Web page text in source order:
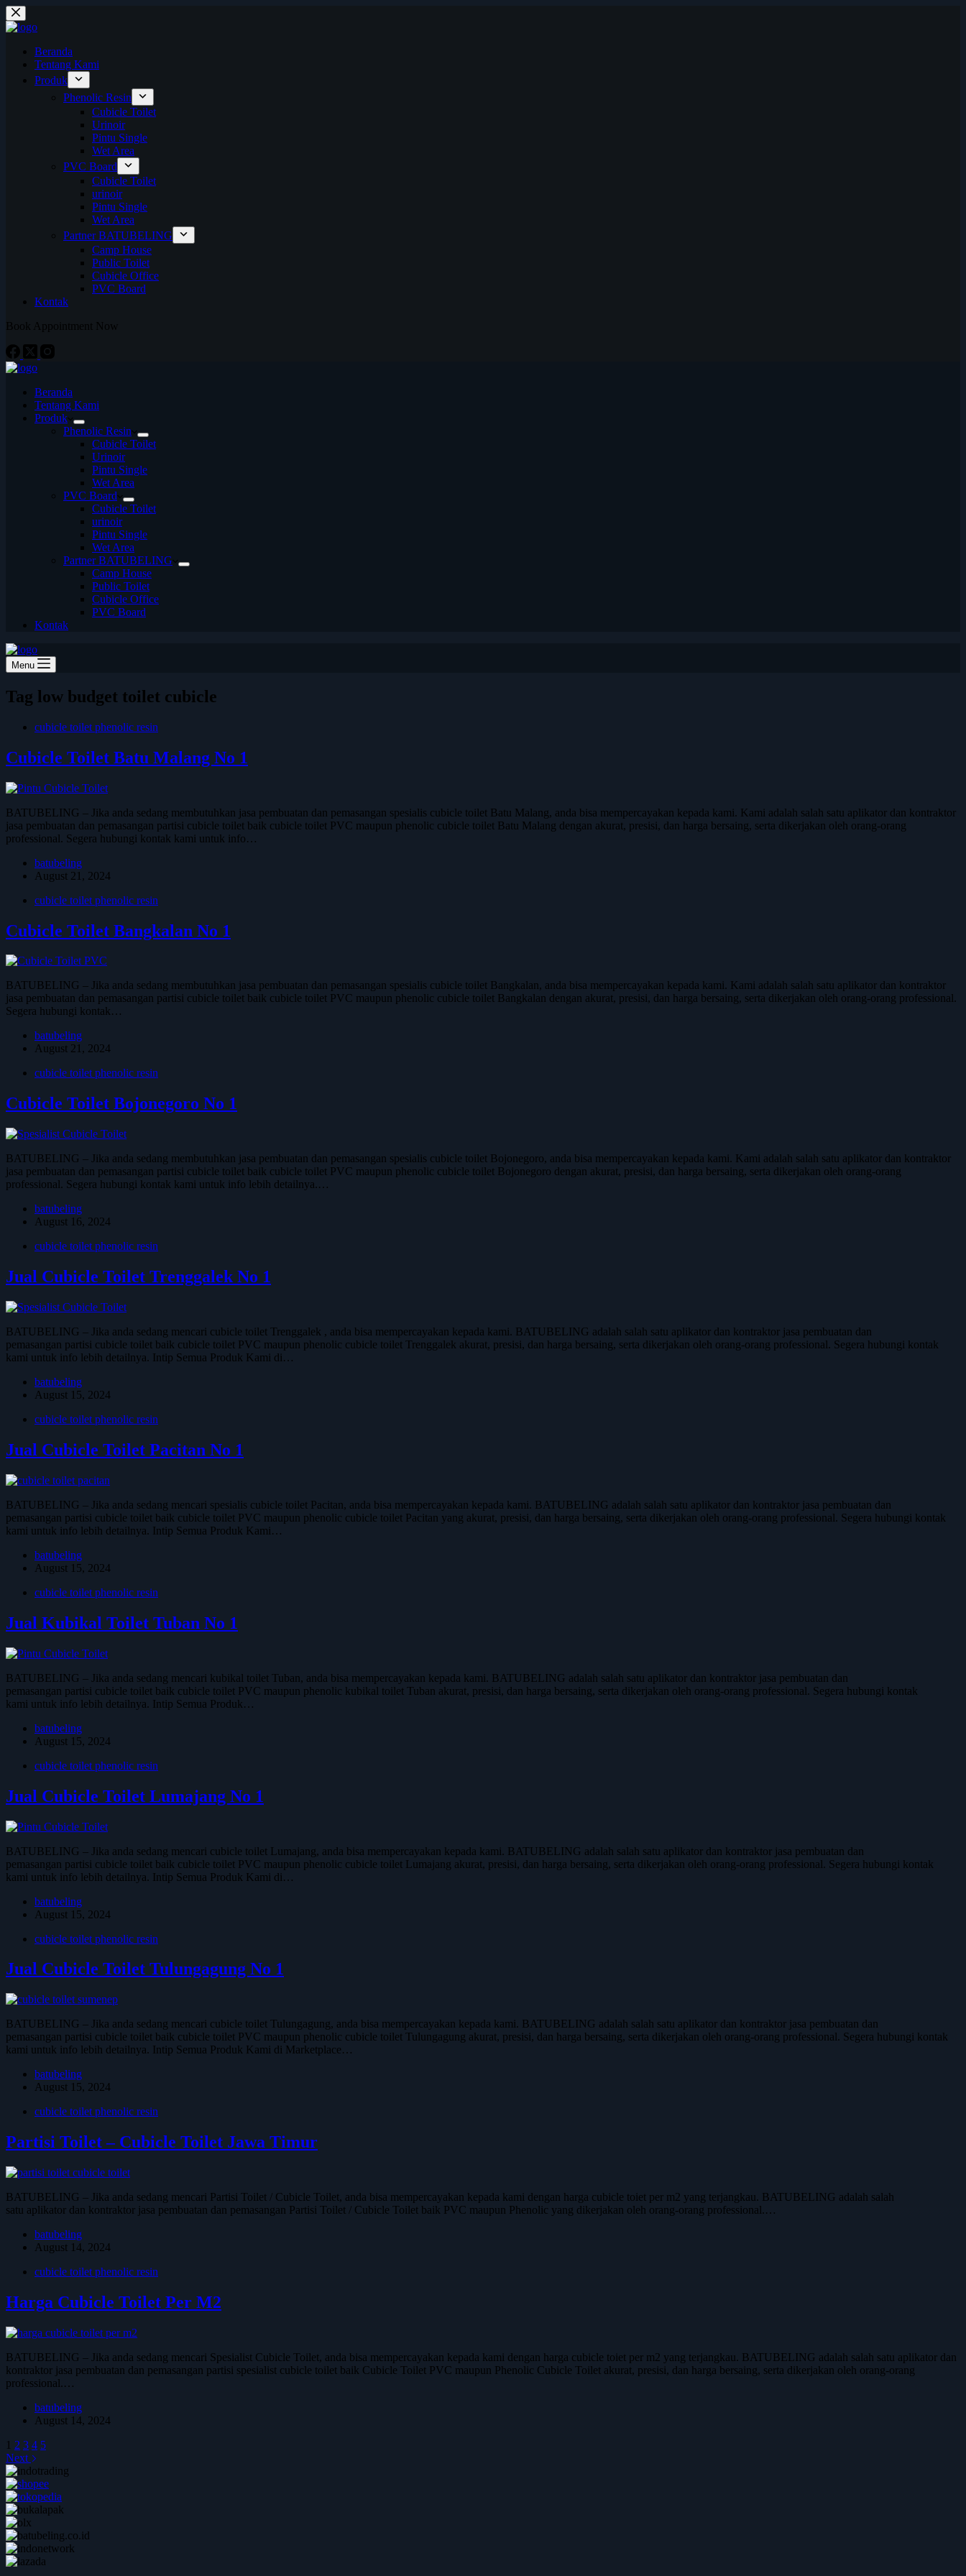
Skip
to
content
Beranda
Tentang Kami
Produk
Phenolic Resin
Cubicle Toilet
Urinoir
Pintu Single
Wet Area
PVC Board
Cubicle Toilet
urinoir
Pintu Single
Wet Area
Partner BATUBELING
Camp House
Public Toilet
Cubicle Office
PVC Board
Kontak
Book Appointment Now
Beranda
Tentang Kami
Produk
Phenolic Resin
Cubicle Toilet
Urinoir
Pintu Single
Wet Area
PVC Board
Cubicle Toilet
urinoir
Pintu Single
Wet Area
Partner BATUBELING
Camp House
Public Toilet
Cubicle Office
PVC Board
Kontak
Menu
Tag low budget toilet cubicle
cubicle toilet phenolic resin
Cubicle Toilet Batu Malang No 1
BATUBELING – Jika anda sedang membutuhkan jasa pembuatan dan pemasangan spesialis cubicle toilet Batu Malang, anda bisa mempercayakan kepada kami. Kami adalah salah satu aplikator dan kontraktor
jasa pembuatan dan pemasangan partisi cubicle toilet baik cubicle toilet PVC maupun phenolic cubicle toilet Batu Malang dengan akurat, presisi, dan harga bersaing, serta dikerjakan oleh orang-orang
professional. Segera hubungi kontak kami untuk info…
batubeling
August 21, 2024
cubicle toilet phenolic resin
Cubicle Toilet Bangkalan No 1
BATUBELING – Jika anda sedang membutuhkan jasa pembuatan dan pemasangan spesialis cubicle toilet Bangkalan, anda bisa mempercayakan kepada kami. Kami adalah salah satu aplikator dan kontraktor
jasa pembuatan dan pemasangan partisi cubicle toilet baik cubicle toilet PVC maupun phenolic cubicle toilet Bangkalan dengan akurat, presisi, dan harga bersaing, serta dikerjakan oleh orang-orang professional.
Segera hubungi kontak…
batubeling
August 21, 2024
cubicle toilet phenolic resin
Cubicle Toilet Bojonegoro No 1
BATUBELING – Jika anda sedang membutuhkan jasa pembuatan dan pemasangan spesialis cubicle toilet Bojonegoro, anda bisa mempercayakan kepada kami. Kami adalah salah satu aplikator dan kontraktor
jasa pembuatan dan pemasangan partisi cubicle toilet baik cubicle toilet PVC maupun phenolic cubicle toilet Bojonegoro dengan akurat, presisi, dan harga bersaing, serta dikerjakan oleh orang-orang
professional. Segera hubungi kontak kami untuk info lebih detailnya.…
batubeling
August 16, 2024
cubicle toilet phenolic resin
Jual Cubicle Toilet Trenggalek No 1
BATUBELING – Jika anda sedang mencari cubicle toilet Trenggalek , anda bisa mempercayakan kepada kami. BATUBELING adalah salah satu aplikator dan kontraktor jasa pembuatan dan
pemasangan partisi cubicle toilet baik cubicle toilet PVC maupun phenolic cubicle toilet Trenggalek akurat, presisi, dan harga bersaing, serta dikerjakan oleh orang-orang professional. Segera hubungi kontak
kami untuk info lebih detailnya. Intip Semua Produk Kami di…
batubeling
August 15, 2024
cubicle toilet phenolic resin
Jual Cubicle Toilet Pacitan No 1
BATUBELING – Jika anda sedang mencari spesialis cubicle toilet Pacitan, anda bisa mempercayakan kepada kami. BATUBELING adalah salah satu aplikator dan kontraktor jasa pembuatan dan
pemasangan partisi cubicle toilet baik cubicle toilet PVC maupun phenolic cubicle toilet Pacitan yang akurat, presisi, dan harga bersaing, serta dikerjakan oleh orang-orang professional. Segera hubungi kontak
kami untuk info lebih detailnya. Intip Semua Produk Kami…
batubeling
August 15, 2024
cubicle toilet phenolic resin
Jual Kubikal Toilet Tuban No 1
BATUBELING – Jika anda sedang mencari kubikal toilet Tuban, anda bisa mempercayakan kepada kami. BATUBELING adalah salah satu aplikator dan kontraktor jasa pembuatan dan
pemasangan partisi cubicle toilet baik cubicle toilet PVC maupun phenolic kubikal toilet Tuban akurat, presisi, dan harga bersaing, serta dikerjakan oleh orang-orang professional. Segera hubungi kontak
kami untuk info lebih detailnya. Intip Semua Produk…
batubeling
August 15, 2024
cubicle toilet phenolic resin
Jual Cubicle Toilet Lumajang No 1
BATUBELING – Jika anda sedang mencari cubicle toilet Lumajang, anda bisa mempercayakan kepada kami. BATUBELING adalah salah satu aplikator dan kontraktor jasa pembuatan dan
pemasangan partisi cubicle toilet baik cubicle toilet PVC maupun phenolic cubicle toilet Lumajang akurat, presisi, dan harga bersaing, serta dikerjakan oleh orang-orang professional. Segera hubungi kontak
kami untuk info lebih detailnya. Intip Semua Produk Kami di…
batubeling
August 15, 2024
cubicle toilet phenolic resin
Jual Cubicle Toilet Tulungagung No 1
BATUBELING – Jika anda sedang mencari cubicle toilet Tulungagung, anda bisa mempercayakan kepada kami. BATUBELING adalah salah satu aplikator dan kontraktor jasa pembuatan dan
pemasangan partisi cubicle toilet baik cubicle toilet PVC maupun phenolic cubicle toilet Tulungagung akurat, presisi, dan harga bersaing, serta dikerjakan oleh orang-orang professional. Segera hubungi kontak
kami untuk info lebih detailnya. Intip Semua Produk Kami di Marketplace…
batubeling
August 15, 2024
cubicle toilet phenolic resin
Partisi Toilet – Cubicle Toilet Jawa Timur
BATUBELING – Jika anda sedang mencari Partisi Toilet / Cubicle Toilet, anda bisa mempercayakan kepada kami dengan harga cubicle toiet per m2 yang terjangkau. BATUBELING adalah salah
satu aplikator dan kontraktor jasa pembuatan dan pemasangan Partisi Toilet / Cubicle Toilet baik PVC maupun Phenolic yang dikerjakan oleh orang-orang professional.…
batubeling
August 14, 2024
cubicle toilet phenolic resin
Harga Cubicle Toilet Per M2
BATUBELING – Jika anda sedang mencari Spesialist Cubicle Toilet, anda bisa mempercayakan kepada kami dengan harga cubicle toiet per m2 yang terjangkau. BATUBELING adalah salah satu aplikator dan
kontraktor jasa pembuatan dan pemasangan partisi spesialist cubicle toilet baik Cubicle Toilet PVC maupun Phenolic Cubicle Toilet akurat, presisi, dan harga bersaing, serta dikerjakan oleh orang-orang
professional.…
batubeling
August 14, 2024
1 2 3 4 5
Next